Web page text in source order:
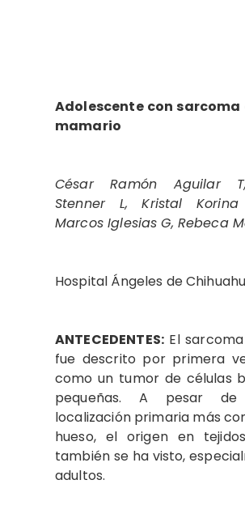
Adolescente con sarcoma
mamario
César Ramón Aguilar
Stenner L, Kristal
Marcos Iglesias G, Rebeca
Hospital Ángeles de
ANTECEDENTES:El sarcoma
fue descrito por primera
como un tumor de células
pequeñas. A pesar
localización primaria más
hueso, el origen en
también se ha visto,
adultos.